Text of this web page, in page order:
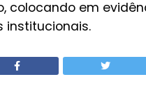
colocando em
institucionais.